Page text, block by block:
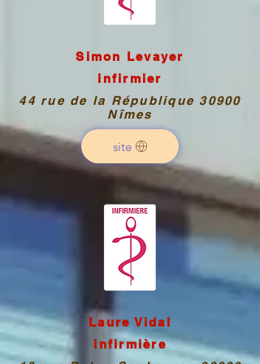
Simon Levayer
infirmier
44 rue de la République 30900
Nîmes
site
Laure Vidal
infirmière